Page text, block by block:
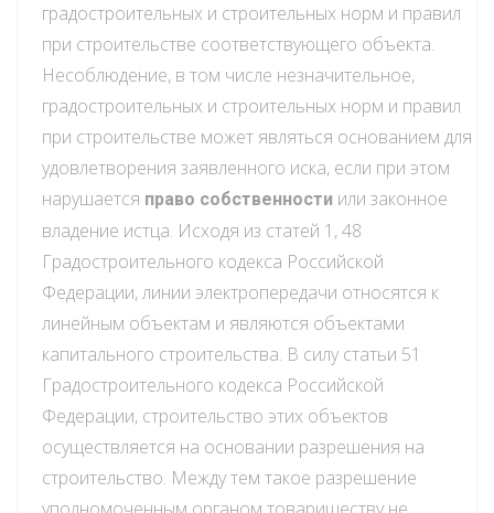
градостроительных и строительных норм и правил
при строительстве соответствующего объекта.
Несоблюдение, в том числе незначительное,
градостроительных и строительных норм и правил
при строительстве может являться основанием для
удовлетворения заявленного иска, если при этом
нарушается право собственности или законное
владение истца. Исходя из статей 1, 48
Градостроительного кодекса Российской
Федерации, линии электропередачи относятся к
линейным объектам и являются объектами
капитального строительства. В силу статьи 51
Градостроительного кодекса Российской
Федерации, строительство этих объектов
осуществляется на основании разрешения на
строительство. Между тем такое разрешение